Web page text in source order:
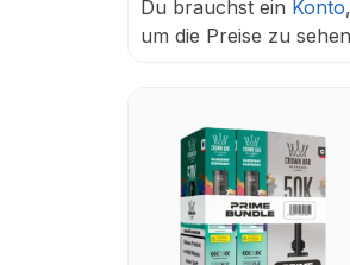
Du brauchst ein Konto,
um die Preise zu